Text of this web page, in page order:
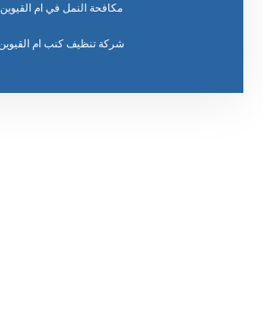
مكافحة النمل في ام القيوين